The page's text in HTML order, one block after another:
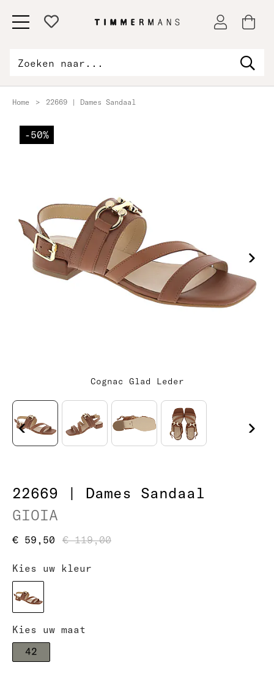
Home > 22669 | Dames Sandaal
-50%
Cognac Glad Leder
22669 | Dames Sandaal
GIOIA
€ 119,00
€ 59,50
Kies uw kleur
Kies uw maat
42